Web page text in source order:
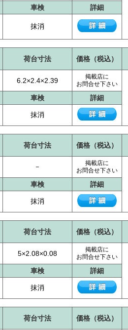
車検 詳細
抹消
荷台寸法 価格（税込）
6.2×2.4×2.39
掲載店に
お問合せ下さい
車検 詳細
抹消
荷台寸法 価格（税込）
－
掲載店に
お問合せ下さい
車検 詳細
抹消
荷台寸法 価格（税込）
5×2.08×0.08
掲載店に
お問合せ下さい
車検 詳細
抹消
荷台寸法 価格（税込）